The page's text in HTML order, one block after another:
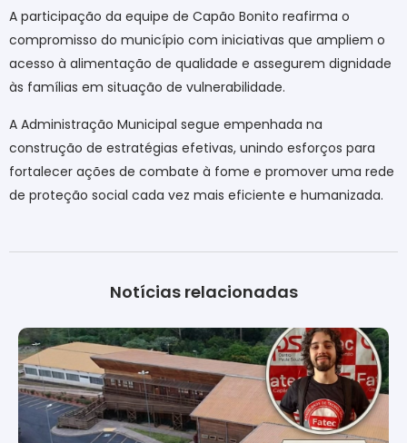
A participação da equipe de Capão Bonito reafirma o
compromisso do município com iniciativas que ampliem o
acesso à alimentação de qualidade e assegurem dignidade
às famílias em situação de vulnerabilidade.
A Administração Municipal segue empenhada na
construção de estratégias efetivas, unindo esforços para
fortalecer ações de combate à fome e promover uma rede
de proteção social cada vez mais eficiente e humanizada.
Notícias relacionadas